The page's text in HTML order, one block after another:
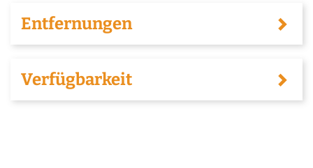
Entfernungen
Verfügbarkeit